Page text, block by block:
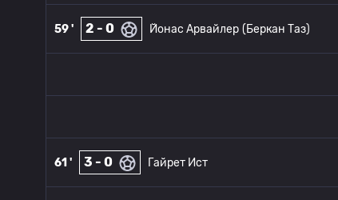
59 ' 2 - 0 Йонас Арвайлер (Беркан Таз)
61 ' 3 - 0 Гайрет Ист